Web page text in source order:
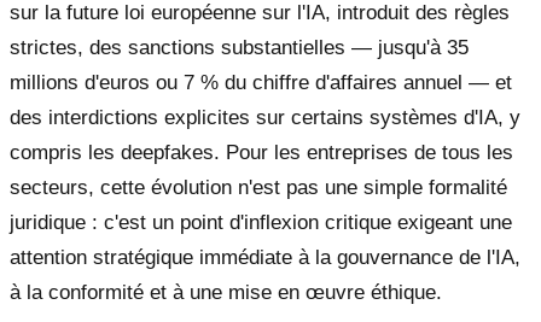
sur la future loi européenne sur l'IA, introduit des règles
strictes, des sanctions substantielles — jusqu'à 35
millions d'euros ou 7 % du chiffre d'affaires annuel — et
des interdictions explicites sur certains systèmes d'IA, y
compris les deepfakes. Pour les entreprises de tous les
secteurs, cette évolution n'est pas une simple formalité
juridique : c'est un point d'inflexion critique exigeant une
attention stratégique immédiate à la gouvernance de l'IA,
à la conformité et à une mise en œuvre éthique.